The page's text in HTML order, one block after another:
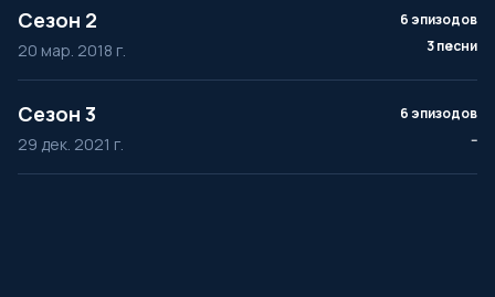
Сезон 2
20 мар. 2018 г.
6 эпизодов
3 песни
Сезон 3
29 дек. 2021 г.
6 эпизодов
--